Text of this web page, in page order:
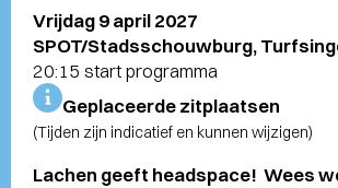
Vrijdag 9 april 2027
SPOT/Stadsschouwburg,
20:15 start programma
Geplaceerde zitplaatsen
(Tijden zijn indicatief en kunnen wijzigen)
Lachen geeft headspace! Wees